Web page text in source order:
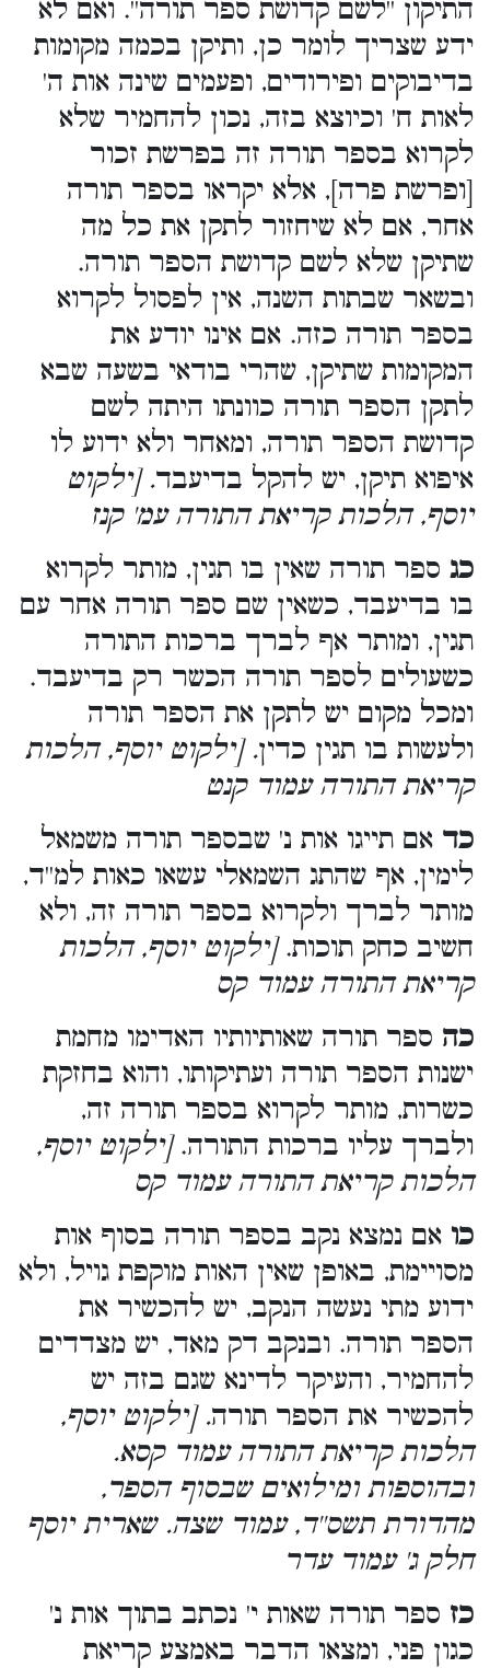
התיקון ''לשם קדושת ספר תורה''. ואם לא
ידע שצריך לומר כן, ותיקן בכמה מקומות
בדיבוקים ופירודים, ופעמים שינה אות ה'
לאות ח' וכיוצא בזה, נכון להחמיר שלא
לקרוא בספר תורה זה בפרשת זכור
[ופרשת פרה], אלא יקראו בספר תורה
אחר, אם לא שיחזור לתקן את כל מה
שתיקן שלא לשם קדושת הספר תורה.
ובשאר שבתות השנה, אין לפסול לקרוא
בספר תורה כזה. אם אינו יודע את
המקומות שתיקן, שהרי בודאי בשעה שבא
לתקן הספר תורה כוונתו היתה לשם
קדושת הספר תורה, ומאחר ולא ידוע לו
איפוא תיקן, יש להקל בדיעבד. [ילקוט
יוסף, הלכות קריאת התורה עמ' קנז
כג ספר תורה שאין בו תגין, מותר לקרוא
בו בדיעבד, כשאין שם ספר תורה אחר עם
תגין, ומותר אף לברך ברכות התורה
כשעולים לספר תורה הכשר רק בדיעבד.
ומכל מקום יש לתקן את הספר תורה
ולעשות בו תגין כדין. [ילקוט יוסף, הלכות
קריאת התורה עמוד קנט
כד אם תייגו אות נ' שבספר תורה משמאל
לימין, אף שהתג השמאלי עשאו כאות למ''ד,
מותר לברך ולקרוא בספר תורה זה, ולא
חשיב כחק תוכות.[ילקוט יוסף, הלכות
קריאת התורה עמוד קס
כה ספר תורה שאותיותיו האדימו מחמת
ישנות הספר תורה ועתיקותו, והוא בחזקת
כשרות, מותר לקרוא בספר תורה זה,
ולברך עליו ברכות התורה.[ילקוט יוסף,
הלכות קריאת התורה עמוד קס
כו אם נמצא נקב בספר תורה בסוף אות
מסויימת, באופן שאין האות מוקפת גויל, ולא
ידוע מתי נעשה הנקב, יש להכשיר את
הספר תורה. ובנקב דק מאד, יש מצדדים
להחמיר, והעיקר לדינא שגם בזה יש
להכשיר את הספר תורה. [ילקוט יוסף,
הלכות קריאת התורה עמוד קסא.
ובהוספות ומילואים שבסוף הספר,
מהדורת תשס''ד, עמוד שצה. שארית יוסף
חלק ג' עמוד עדר
כז ספר תורה שאות י' נכתב בתוך אות נ'
כגון פני, ומצאו הדבר באמצע קריאת